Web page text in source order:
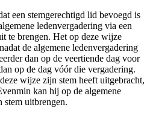
een stemgerechtigd lid bevoegd is
ledenvergadering via een
te brengen. Het op deze wijze
de algemene ledenvergadering
dan op de veertiende dag voor
op de dag vóór die vergadering.
wijze zijn stem heeft uitgebracht,
kan hij op de algemene
stem uitbrengen.